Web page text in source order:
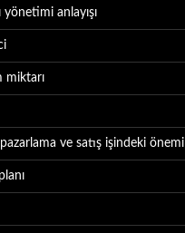
yönetimi anlayışı
miktarı
ve satış işindeki önemi